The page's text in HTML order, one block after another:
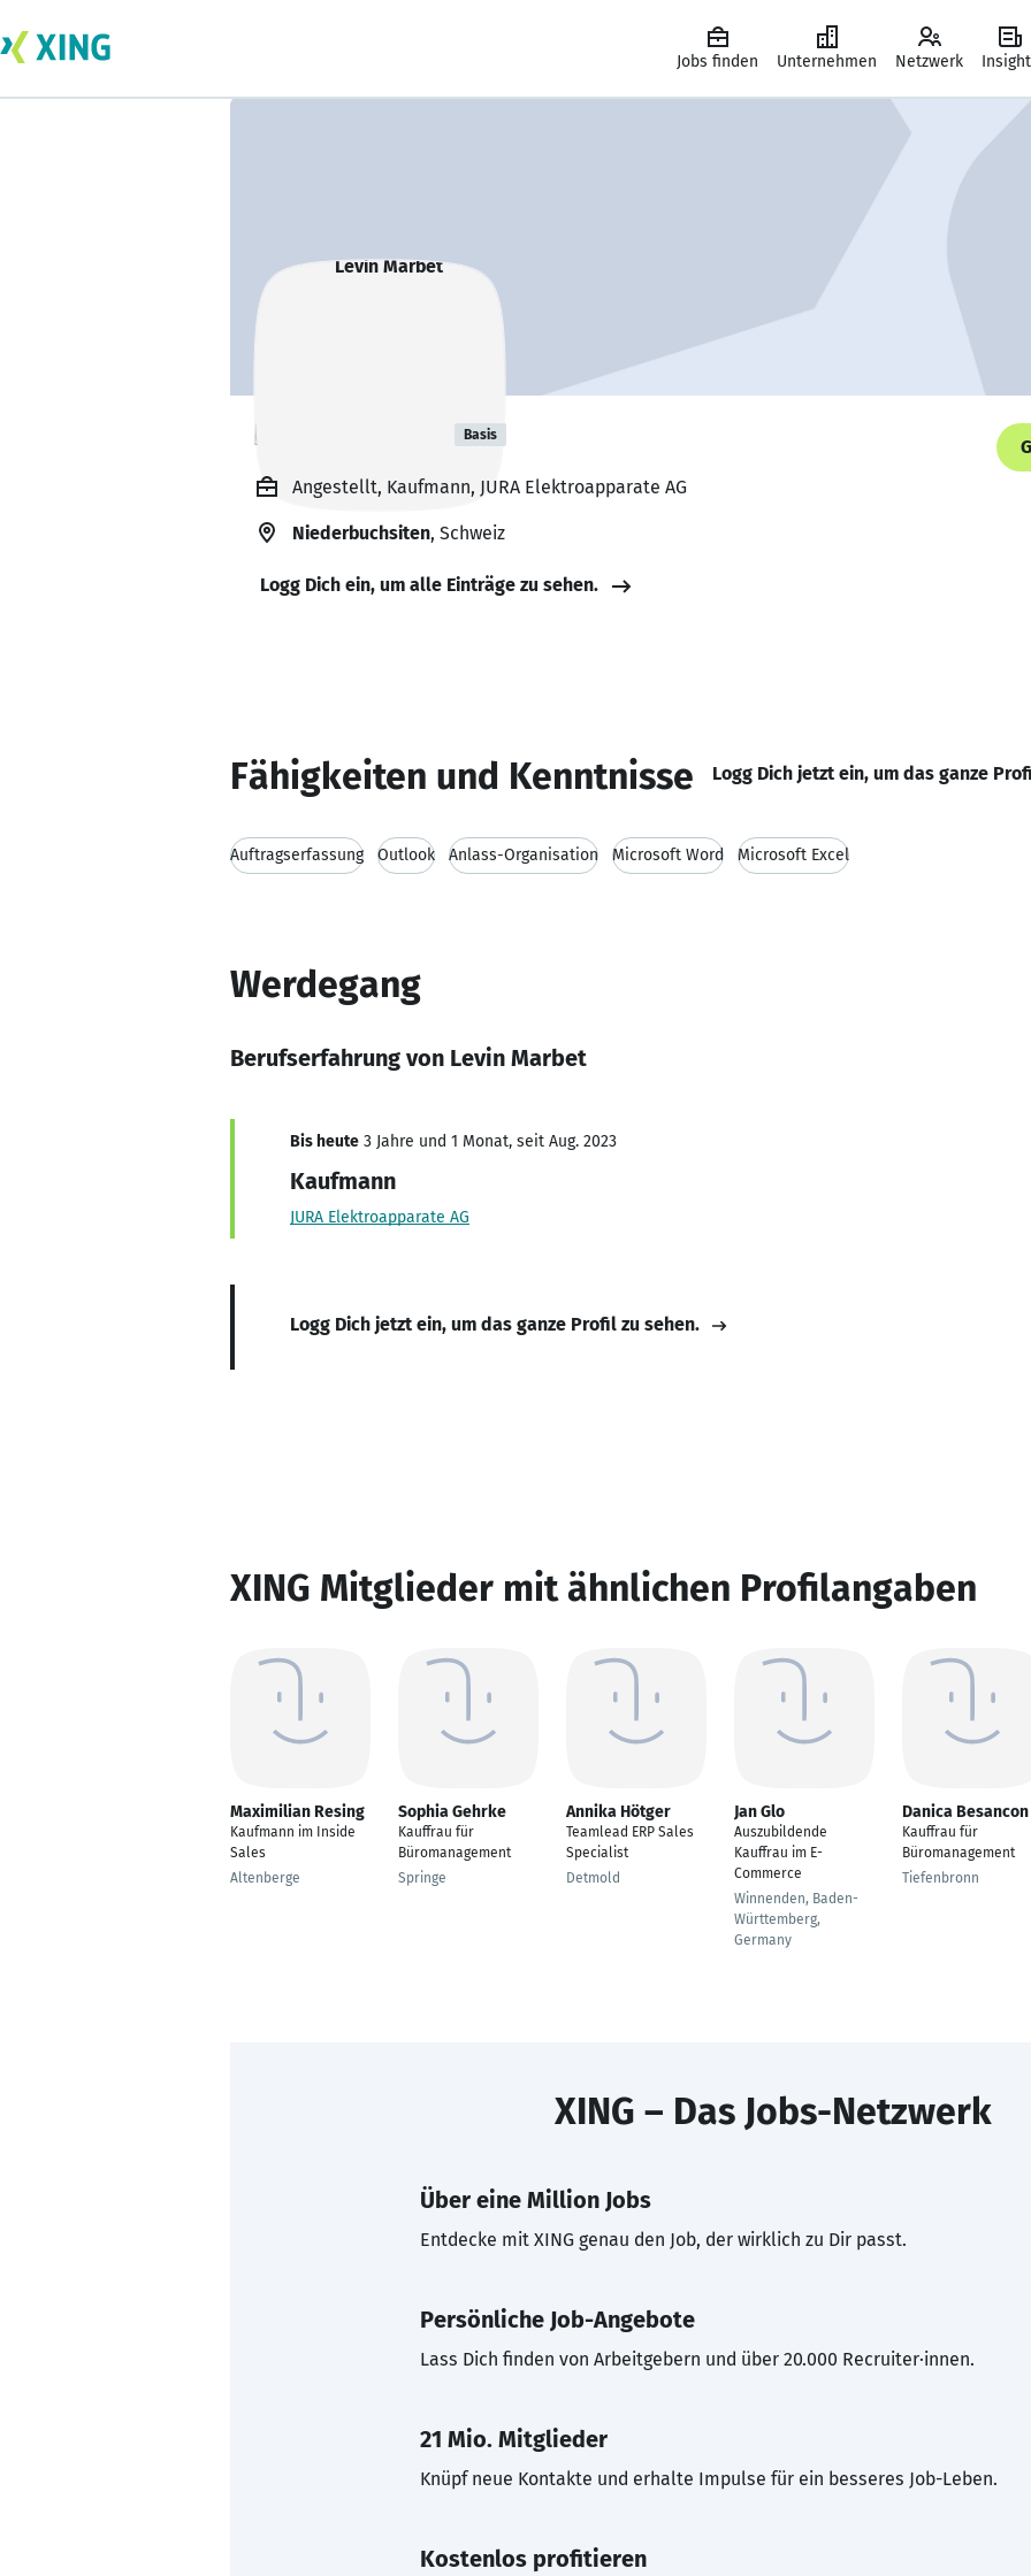
Jobs finden Unternehmen Netzwerk
Levin Marbet Basis
Angestellt, Kaufmann, JURA Elektroapparate AG
Niederbuchsiten, Schweiz
Logg Dich ein, um alle Einträge zu sehen.
Fähigkeiten und Kenntnisse Logg Dich jetzt ein, um das ganze
Auftragserfassung Outlook Anlass-Organisation Microsoft Word Microsoft Excel
Werdegang
Berufserfahrung von Levin Marbet
Bis heute 3 Jahre und 1 Monat, seit Aug. 2023
Kaufmann
JURA Elektroapparate AG
Logg Dich jetzt ein, um das ganze Profil zu sehen.
XING Mitglieder mit ähnlichen Profilangaben
Maximilian Resing
Kaufmann im Inside
Sales
Altenberge
Sophia Gehrke
Kauffrau für
Büromanagement
Springe
Annika Hötger
Teamlead ERP Sales
Specialist
Detmold
Jan Glo
Auszubildende
Kauffrau im E-
Commerce
Winnenden, Baden-
Württemberg,
Germany
Danica Besancon
Kauffrau für
Büromanagement
Tiefenbronn
XING – Das Jobs-Netzwerk
Über eine Million Jobs
Entdecke mit XING genau den Job, der wirklich zu Dir passt.
Persönliche Job-Angebote
Lass Dich finden von Arbeitgebern und über 20.000 Recruiter·innen.
21 Mio. Mitglieder
Knüpf neue Kontakte und erhalte Impulse für ein besseres Job-Leben.
Kostenlos profitieren